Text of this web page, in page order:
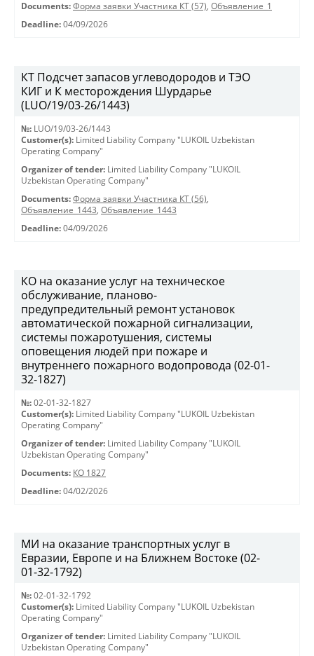
Documents: Форма заявки Участника КТ (57), Объявление_1
Deadline: 04/09/2026
КТ Подсчет запасов углеводородов и ТЭО
КИГ и К месторождения Шурдарье
(LUO/19/03-26/1443)
№: LUO/19/03-26/1443
Customer(s): Limited Liability Company "LUKOIL Uzbekistan
Operating Company"
Organizer of tender: Limited Liability Company "LUKOIL
Uzbekistan Operating Company"
Documents: Форма заявки Участника КТ (56),
Объявление_1443, Объявление_1443
Deadline: 04/09/2026
КО на оказание услуг на техническое
обслуживание, планово-
предупредительный ремонт установок
автоматической пожарной сигнализации,
системы пожаротушения, системы
оповещения людей при пожаре и
внутреннего пожарного водопровода (02-01-
32-1827)
№: 02-01-32-1827
Customer(s): Limited Liability Company "LUKOIL Uzbekistan
Operating Company"
Organizer of tender: Limited Liability Company "LUKOIL
Uzbekistan Operating Company"
Documents: КО 1827
Deadline: 04/02/2026
МИ на оказание транспортных услуг в
Евразии, Европе и на Ближнем Востоке (02-
01-32-1792)
№: 02-01-32-1792
Customer(s): Limited Liability Company "LUKOIL Uzbekistan
Operating Company"
Organizer of tender: Limited Liability Company "LUKOIL
Uzbekistan Operating Company"